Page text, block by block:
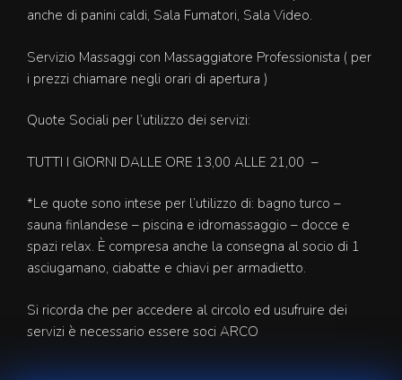
anche di panini caldi, Sala Fumatori, Sala Video.
Servizio Massaggi con Massaggiatore Professionista ( per
i prezzi chiamare negli orari di apertura )
Quote Sociali per l’utilizzo dei servizi:
TUTTI I GIORNI DALLE ORE 13,00 ALLE 21,00 –
*Le quote sono intese per l’utilizzo di: bagno turco –
sauna finlandese – piscina e idromassaggio – docce e
spazi relax. È compresa anche la consegna al socio di 1
asciugamano, ciabatte e chiavi per armadietto.
Si ricorda che per accedere al circolo ed usufruire dei
servizi è necessario essere soci ARCO